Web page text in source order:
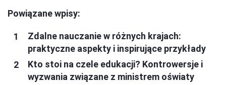
Powiązane wpisy:
Zdalne nauczanie w różnych krajach:
praktyczne aspekty i inspirujące przykłady
Kto stoi na czele edukacji? Kontrowersje i
wyzwania związane z ministrem oświaty